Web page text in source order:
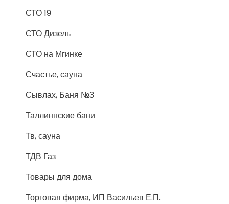
СТО 19
СТО Дизель
СТО на Мгинке
Счастье, сауна
Сывлах, Баня №3
Таллиннские бани
Тв, сауна
ТДВ Газ
Товары для дома
Торговая фирма, ИП Васильев Е.П.